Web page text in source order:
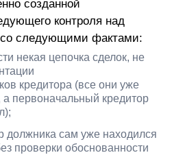
созданной
контроля над
со следующими фактами:
некая цепочка сделок, не
кредитора (все они уже
первоначальный кредитор
должника сам уже находился
проверки обоснованности